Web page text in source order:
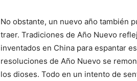
No obstante, un nuevo año también
traer. Tradiciones de Año Nuevo
inventados en China para espantar
resoluciones de Año Nuevo se
los dioses. Todo en un intento de